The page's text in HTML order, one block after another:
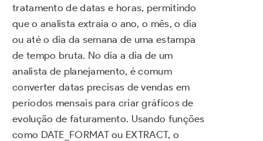
tratamento de datas e horas, permitindo
que o analista extraia o ano, o mês, o dia
ou até o dia da semana de uma estampa
de tempo bruta. No dia a dia de um
analista de planejamento, é comum
converter datas precisas de vendas em
períodos mensais para criar gráficos de
evolução de faturamento. Usando funções
como DATE_FORMAT ou EXTRACT, o